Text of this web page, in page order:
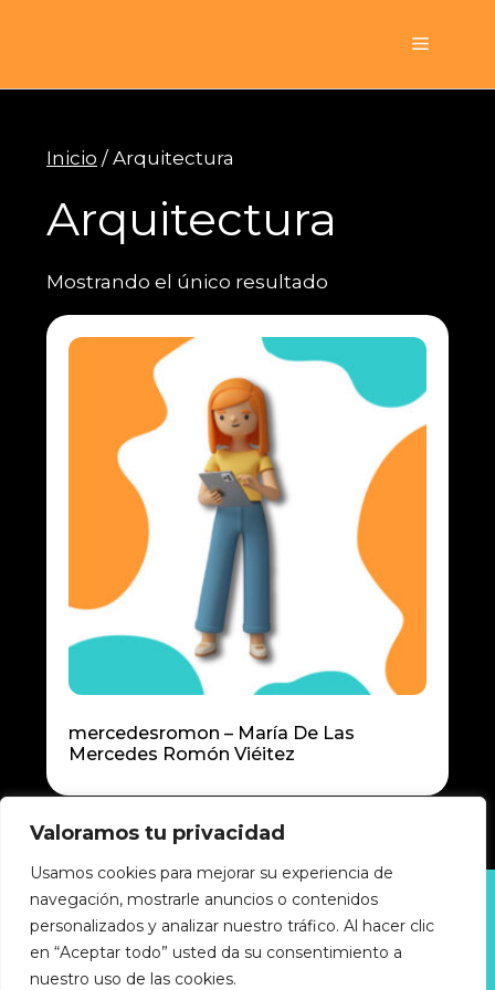
Valoramos tu privacidad
Usamos cookies para mejorar su experiencia de
navegación, mostrarle anuncios o contenidos
personalizados y analizar nuestro tráfico. Al hacer clic
en “Aceptar todo” usted da su consentimiento a
nuestro uso de las cookies.
Menú
Inicio / Arquitectura
Arquitectura
Mostrando el único resultado
mercedesromon – María De Las
Mercedes Romón Viéitez
Política de privacidad
Política de cookies
Accesibilidad
Aviso legal